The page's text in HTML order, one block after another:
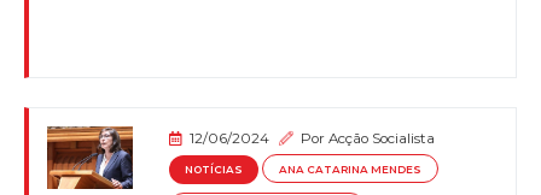
12/06/2024 PorAcção Socialista
NOTÍCIAS ANA CATARINA MENDES